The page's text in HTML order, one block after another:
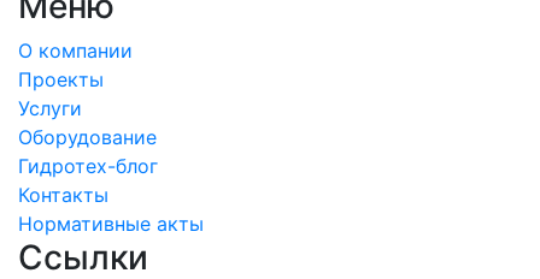
О компании
Проекты
Услуги
Оборудование
Гидротех-блог
Контакты
Нормативные акты
Ссылки